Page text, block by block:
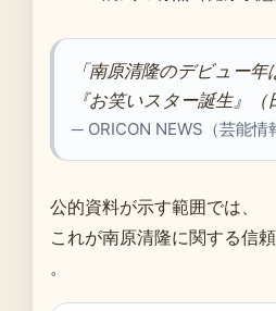
「南原清隆のデビュー
『お笑いスター誕生』
─ ORICON NEWS（芸能情
公的資料が示す範囲では、
これが南原清隆に関する信
。